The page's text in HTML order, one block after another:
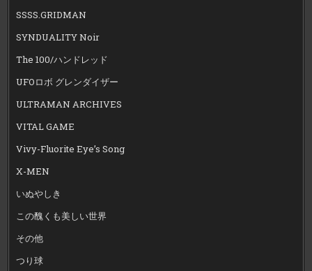
SSSS.GRIDMAN
SYNDUALITY Noir
The 100/ハンドレッド
UFOロボ グレンダイザー
ULTRAMAN ARCHIVES
VITAL GAME
Vivy-Fluorite Eye’s Song
X-MEN
いぬやしき
この醜くも美しい世界
その他
つり球